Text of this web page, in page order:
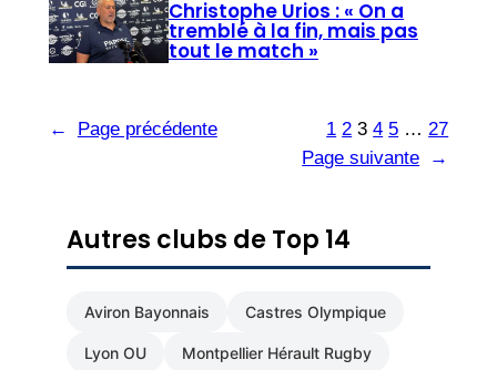
Christophe Urios : « On a
tremblé à la fin, mais pas
tout le match »
← Page précédente 1 2 3 4 5 … 27
Page suivante
→
Autres clubs de Top 14
Aviron Bayonnais Castres Olympique
Lyon OU Montpellier Hérault Rugby